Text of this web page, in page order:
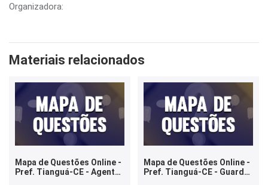
Organizadora:
Materiais relacionados
Mapa de Questões Online -
Pref. Tianguá-CE - Agente
Mapa de Questões Online -
Pref. Tianguá-CE - Guarda